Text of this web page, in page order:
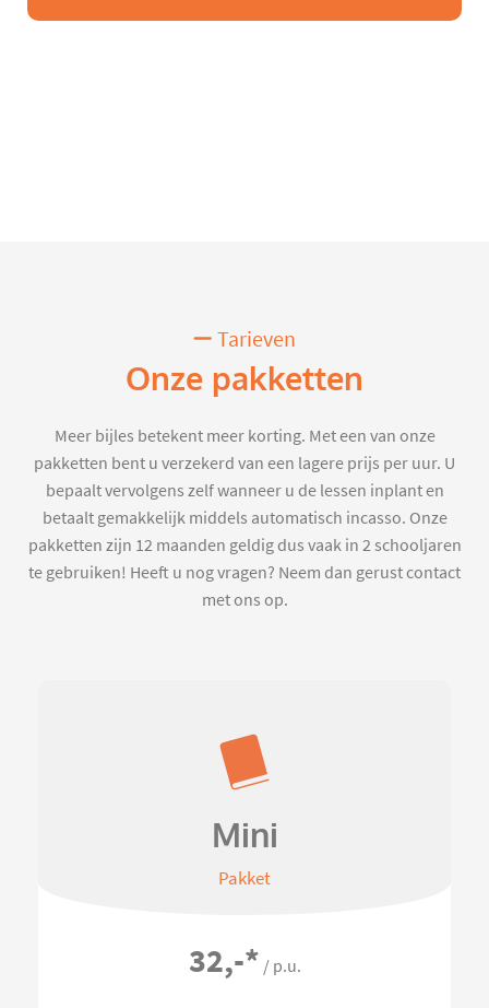
Tarieven
Onze pakketten
Meer bijles betekent meer korting. Met een van onze
pakketten bent u verzekerd van een lagere prijs per uur. U
bepaalt vervolgens zelf wanneer u de lessen inplant en
betaalt gemakkelijk middels automatisch incasso. Onze
pakketten zijn 12 maanden geldig dus vaak in 2 schooljaren
te gebruiken! Heeft u nog vragen? Neem dan gerust contact
met ons op.
Mini
Pakket
32,-* / p.u.